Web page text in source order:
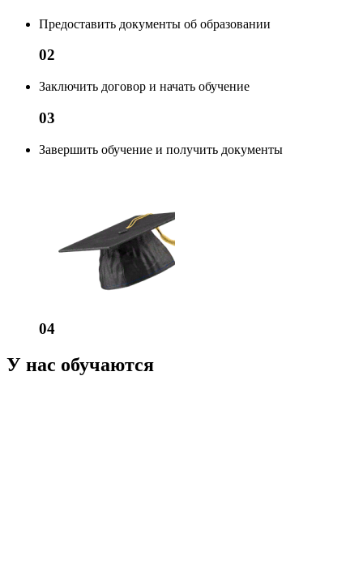
Предоставить документы об образовании
02
Заключить договор и начать обучение
03
Завершить обучение и получить документы
04
У нас обучаются